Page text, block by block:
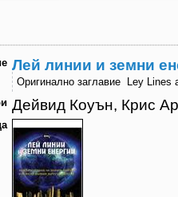
Лей линии и земни
Оригинално заглавие
Ley Lines
Дейвид Коуън, Крис